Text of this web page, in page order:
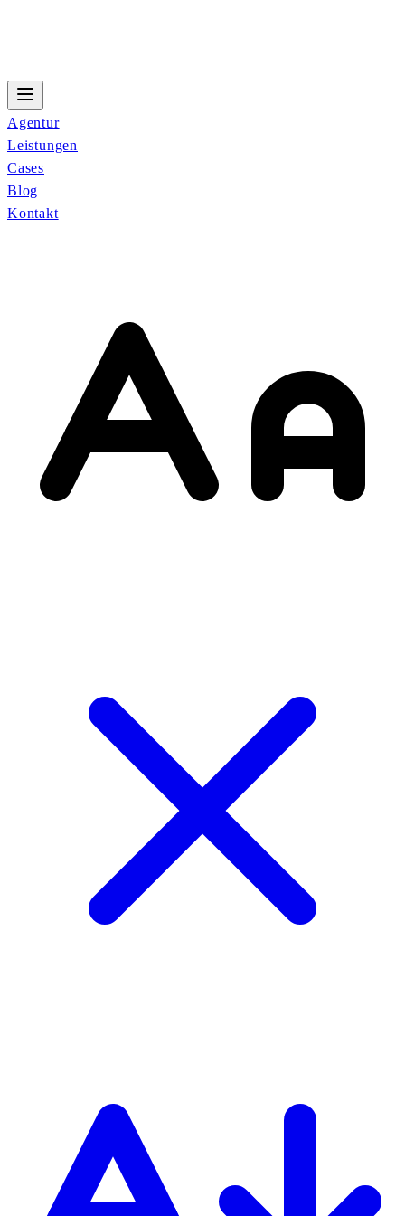
Agentur
Leistungen
Cases
Blog
Kontakt